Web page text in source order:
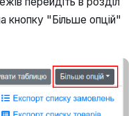
кнопку "Більше опцій"